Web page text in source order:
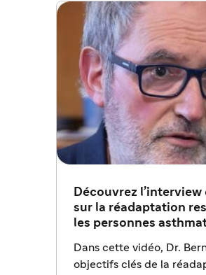
Découvrez
sur la réadaptation
les personnes
Dans cette vidéo, Dr.
objectifs clés de la